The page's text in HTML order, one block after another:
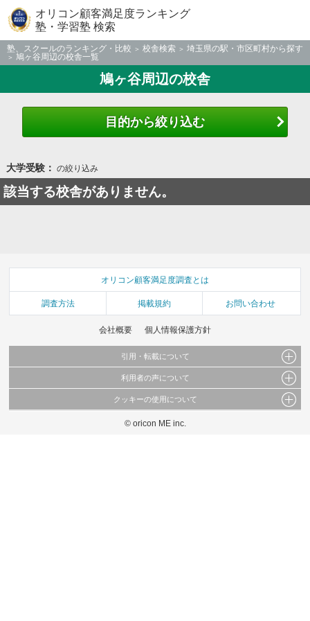
オリコン顧客満足度ランキング
塾・学習塾 検索
塾、スクールのランキング・比較 校舎検索
埼玉県の駅・市区町村から探す
鳩ヶ谷周辺の校舎一覧
鳩ヶ谷周辺の校舎
目的から絞り込む
大学受験： の絞り込み
該当する校舎がありません。
オリコン顧客満足度調査とは
調査方法 掲載規約 お問い合わせ
会社概要 個人情報保護方針
引用・転載について
当サイトで公開されている情報（文字、写真、イラスト、画像データ等）及びこれらの配
これらの情報を権利者の許可なく無断転載・複製などの二次利用を行うことは固く禁じて
利用者の声について
当サイトに掲載している内容はすべてサービスの利用者が提出された見解・感想です。
弊社の見解・ 意見ではないことをご理解いただいた上でご覧ください。
クッキーの使用について
このサイトでは Cookie を使用して、ユーザーに合わせたコンテンツや広告の表示、ソー
© oricon ME inc.